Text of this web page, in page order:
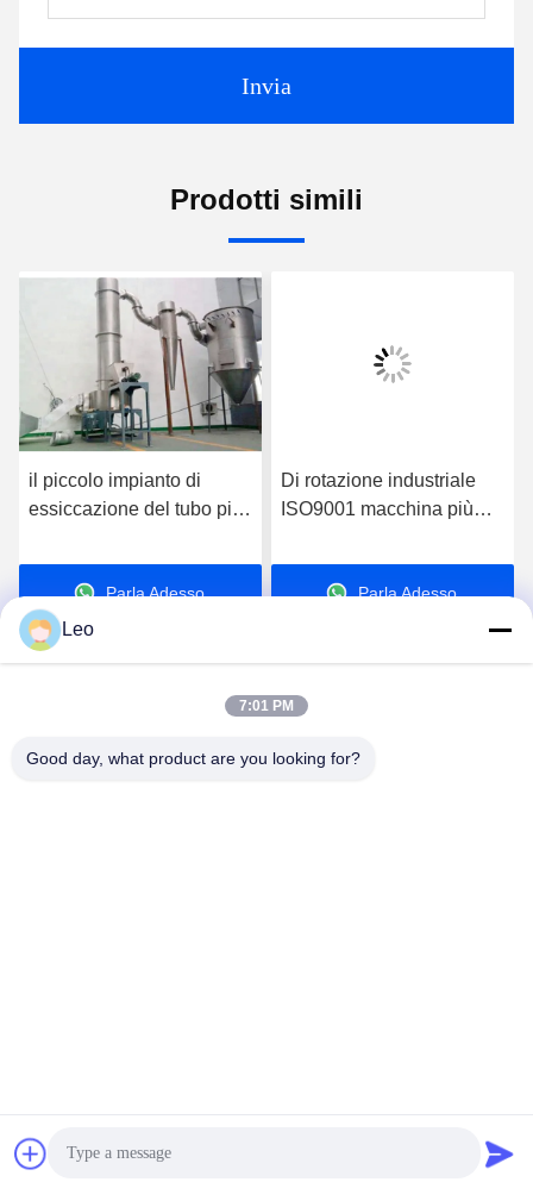
Invia
Prodotti simili
il piccolo impianto di
essiccazione del tubo più
380V 10-20kg/H ha
personalizzatoParla Adesso.
Di rotazione industriale
ISO9001 macchina più
50Kg/H per i prodotti
chimici
Parla Adesso.
Jiangsu Shengman Drying Equipment
Jiangsu Shengman Drying Equipment Engineering Co., Ltd .
Leo
7:01 PM
Good day, what product are you looking for?